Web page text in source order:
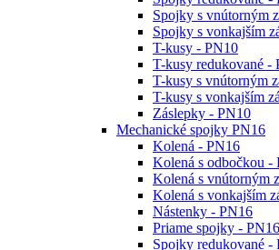
Spojky s vnútorným
Spojky s vonkajším
T-kusy - PN10
T-kusy redukované -
T-kusy s vnútorným
T-kusy s vonkajším
Záslepky - PN10
Mechanické spojky PN16
Kolená - PN16
Kolená s odbočkou -
Kolená s vnútorným
Kolená s vonkajším
Nástenky - PN16
Priame spojky - PN16
Spojky redukované -